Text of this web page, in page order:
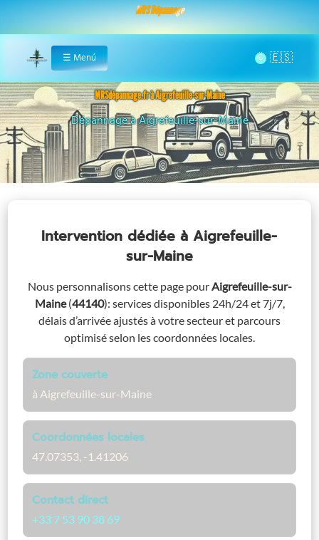
MRS Dépannage
Home
☰ Menú 🌞
MRSdépannage.fr à Aigrefeuille-sur-Maine
Assistance 24/7 à Aigrefeuille-sur-Maine
Intervention dédiéeà Aigrefeuille-
sur-Maine
Nous personnalisons cette page pourAigrefeuille-sur-
Maine (44140): services disponibles 24h/24 et 7j/7,
délais d’arrivée ajustés à votre secteur et parcours
optimisé selon les coordonnées locales.
Zone couverte
à Aigrefeuille-sur-Maine
Coordonnées locales
47.07353, -1.41206
Contact direct
+33 7 53 90 38 69